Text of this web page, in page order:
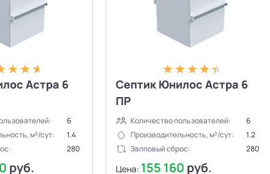
Астра 6
6
м³/сут:
1.4
280
руб.
Септик Юнилос Астра 6
ПР
Количество пользователей:
6
Производительность, м³/сут:
1.2
Залповый сброс:
280
Цена: 155 160 руб.